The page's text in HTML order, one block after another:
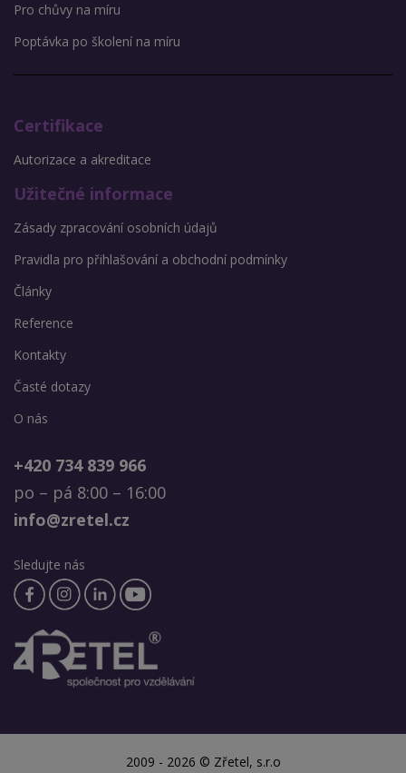
Pro chůvy na míru
Poptávka po školení na míru
Certifikace
Autorizace a akreditace
Užitečné informace
Zásady zpracování osobních údajů
Pravidla pro přihlašování a obchodní podmínky
Články
Reference
Kontakty
Časté dotazy
O nás
+420 734 839 966
po – pá 8:00 – 16:00
info@zretel.cz
Sledujte nás
2009 - 2026 © Zřetel, s.r.o